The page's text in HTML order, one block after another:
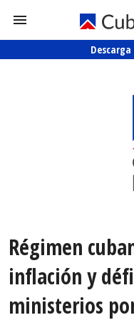
Régimen
inflación y
ministerios